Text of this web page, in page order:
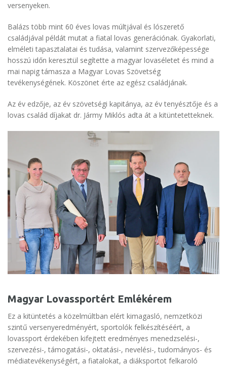
versenyeken.
Balázs több mint 60 éves lovas múltjával és lószerető
családjával példát mutat a fiatal lovas generációnak. Gyakorlati,
elméleti tapasztalatai és tudása, valamint szervezőképessége
hosszú időn keresztül segítette a magyar lovaséletet és mind a
mai napig támasza a Magyar Lovas Szövetség
tevékenységének. Köszönet érte az egész családjának.
Az év edzője, az év szövetségi kapitánya, az év tenyésztője és a
lovas család díjakat dr. Jármy Miklós adta át a kitüntetetteknek.
Magyar Lovassportért Emlékérem
Ez a kitüntetés a közelmúltban elért kimagasló, nemzetközi
szintű versenyeredményért, sportolók felkészítéséért, a
lovassport érdekében kifejtett eredményes menedzselési-,
szervezési-, támogatási-, oktatási-, nevelési-, tudományos- és
médiatevékenységért, a fiatalokat, a diáksportot felkaroló